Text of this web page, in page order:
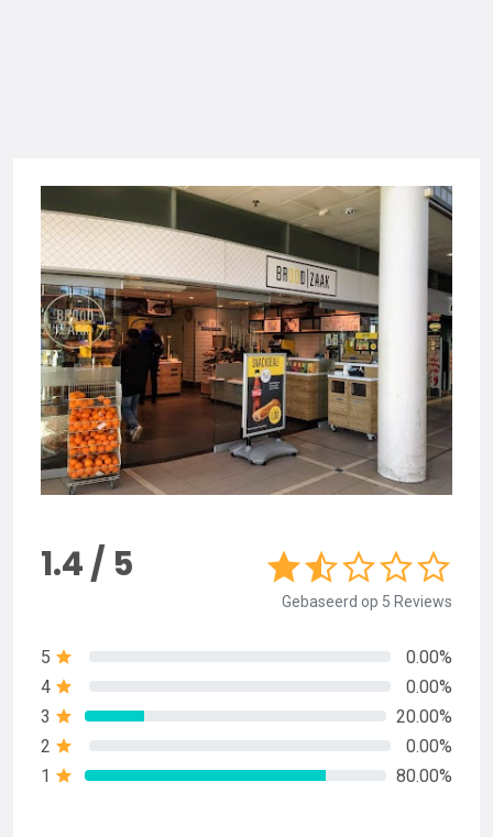
1.4 / 5
Gebaseerd op 5 Reviews
5
0.00%
4
0.00%
3
20.00%
2
0.00%
1
80.00%